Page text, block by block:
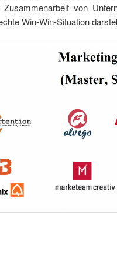
von
Win-Win-Situation